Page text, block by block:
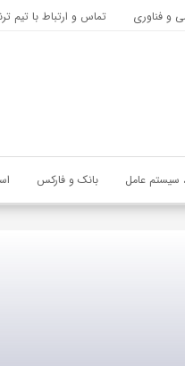
را با دوستان خود به
و فناوری تماس و ارتباط با تیم
سیستم عامل بانک و فارکس